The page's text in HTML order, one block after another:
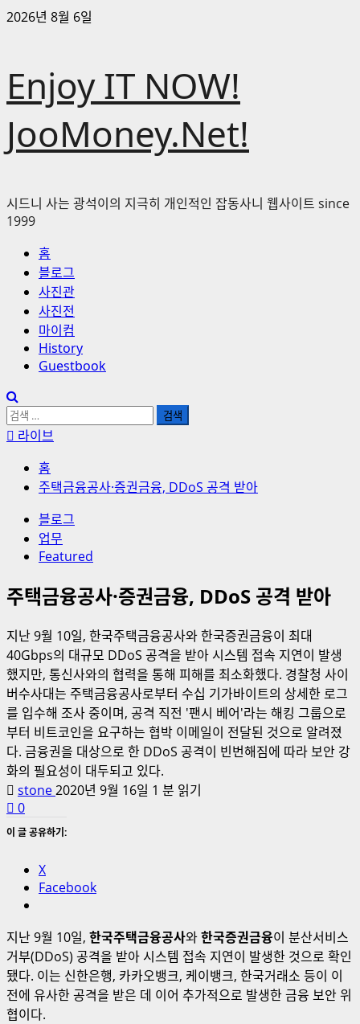
콘
로
바
기
2026년 8월 6일
Enjoy IT NOW!
JooMoney.Net!
시드니 사는 광석이의 지극히 개인적인 잡동사니 웹사이트 since
1999
홈
블로그
사진관
사진전
마이컴
History
Guestbook
검
색:라이브
홈
주택금융공사·증권금융, DDoS 공격 받아
블로그
업무
Featured
주택금융공사·증권금융, DDoS 공격 받아
지난 9월 10일, 한국주택금융공사와 한국증권금융이 최대
40Gbps의 대규모 DDoS 공격을 받아 시스템 접속 지연이 발생
했지만, 통신사와의 협력을 통해 피해를 최소화했다. 경찰청 사이
버수사대는 주택금융공사로부터 수십 기가바이트의 상세한 로그
를 입수해 조사 중이며, 공격 직전 '팬시 베어'라는 해킹 그룹으로
부터 비트코인을 요구하는 협박 이메일이 전달된 것으로 알려졌
다. 금융권을 대상으로 한 DDoS 공격이 빈번해짐에 따라 보안 강
화의 필요성이 대두되고 있다.
stone2020년 9월 16일 1 분 읽기
0
이 글 공유하기:
X
Facebook
지난 9월 10일, 한국주택금융공사와한국증권금융이 분산서비스
거부(DDoS) 공격을 받아 시스템 접속 지연이 발생한 것으로 확인
됐다. 이는 신한은행, 카카오뱅크, 케이뱅크, 한국거래소 등이 이
전에 유사한 공격을 받은 데 이어 추가적으로 발생한 금융 보안 위
협이다.